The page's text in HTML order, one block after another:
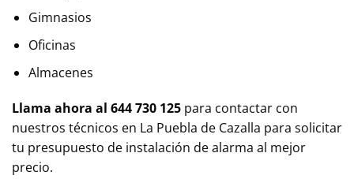
Gimnasios
Oficinas
Almacenes
Llama ahora al 644 730 125 para contactar con
nuestros técnicos en La Puebla de Cazalla para solicitar
tu presupuesto de instalación de alarma al mejor
precio.